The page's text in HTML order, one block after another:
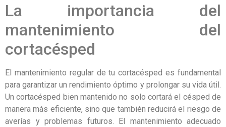
La importancia del
mantenimiento del
cortacésped
El mantenimiento regular de tu cortacésped es fundamental
para garantizar un rendimiento óptimo y prolongar su vida útil.
Un cortacésped bien mantenido no solo cortará el césped de
manera más eficiente, sino que también reducirá el riesgo de
averías y problemas futuros. El mantenimiento adecuado